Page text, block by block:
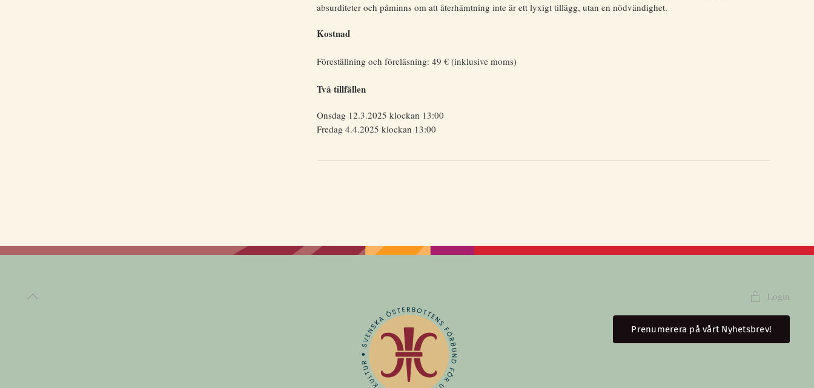
absurditeter och påminns om att återhämtning inte är ett lyxigt tillägg, utan en nödvändighet.
Kostnad
Föreställning och föreläsning: 49 € (inklusive moms)
Två tillfällen
Onsdag 12.3.2025 klockan 13:00
Fredag 4.4.2025 klockan 13:00
Login
Prenumerera på vårt Nyhetsbrev!